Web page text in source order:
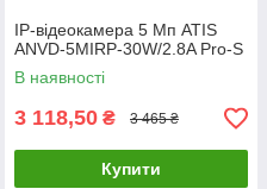
IP-відеокамера 5 Мп ATIS
ANVD-5MIRP-30W/2.8A Pro-S
В наявності
3 118,50 ₴ 3 465 ₴
Купити